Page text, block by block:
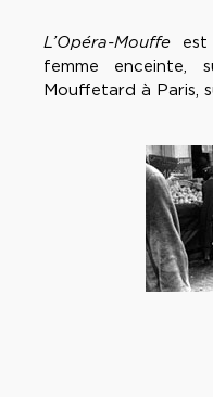
L’Opéra-Mouffe est
femme
Mouffetard à Paris,